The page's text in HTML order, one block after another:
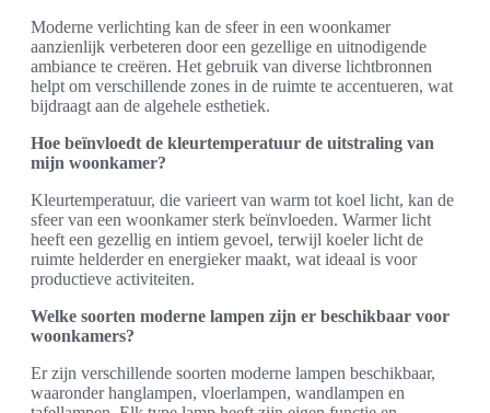
Moderne verlichting kan de sfeer in een woonkamer
aanzienlijk verbeteren door een gezellige en uitnodigende
ambiance te creëren. Het gebruik van diverse lichtbronnen
helpt om verschillende zones in de ruimte te accentueren, wat
bijdraagt aan de algehele esthetiek.
Hoe beïnvloedt de kleurtemperatuur de uitstraling van
mijn woonkamer?
Kleurtemperatuur, die varieert van warm tot koel licht, kan de
sfeer van een woonkamer sterk beïnvloeden. Warmer licht
heeft een gezellig en intiem gevoel, terwijl koeler licht de
ruimte helderder en energieker maakt, wat ideaal is voor
productieve activiteiten.
Welke soorten moderne lampen zijn er beschikbaar voor
woonkamers?
Er zijn verschillende soorten moderne lampen beschikbaar,
waaronder hanglampen, vloerlampen, wandlampen en